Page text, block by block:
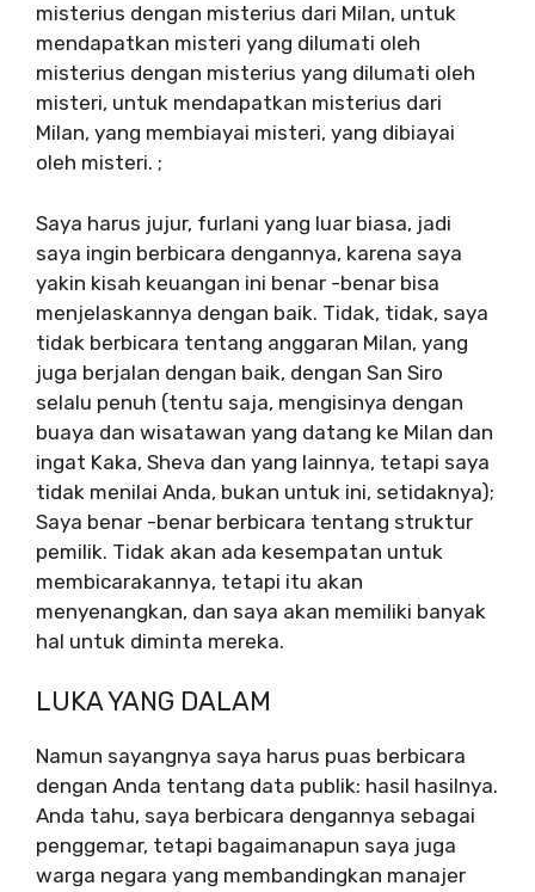
misterius dengan misterius dari Milan, untuk
mendapatkan misteri yang dilumati oleh
misterius dengan misterius yang dilumati oleh
misteri, untuk mendapatkan misterius dari
Milan, yang membiayai misteri, yang dibiayai
oleh misteri. ;
Saya harus jujur, furlani yang luar biasa, jadi
saya ingin berbicara dengannya, karena saya
yakin kisah keuangan ini benar -benar bisa
menjelaskannya dengan baik. Tidak, tidak, saya
tidak berbicara tentang anggaran Milan, yang
juga berjalan dengan baik, dengan San Siro
selalu penuh (tentu saja, mengisinya dengan
buaya dan wisatawan yang datang ke Milan dan
ingat Kaka, Sheva dan yang lainnya, tetapi saya
tidak menilai Anda, bukan untuk ini, setidaknya);
Saya benar -benar berbicara tentang struktur
pemilik. Tidak akan ada kesempatan untuk
membicarakannya, tetapi itu akan
menyenangkan, dan saya akan memiliki banyak
hal untuk diminta mereka.
LUKA YANG DALAM
Namun sayangnya saya harus puas berbicara
dengan Anda tentang data publik: hasil hasilnya.
Anda tahu, saya berbicara dengannya sebagai
penggemar, tetapi bagaimanapun saya juga
warga negara yang membandingkan manajer